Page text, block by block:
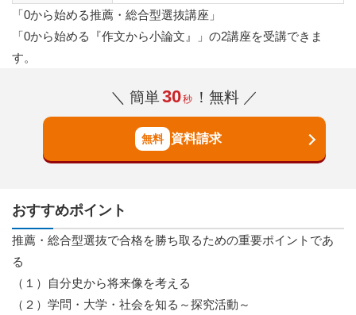
「0から始める推薦・総合型選抜講座」
「0から始める『作文から小論文』」の2講座を受講できま
す。
＼ 簡単30秒 ！無料 ／
資料請求
おすすめポイント
推薦・総合型選抜で合格を勝ち取るための重要ポイントであ
る
（１）自分史から将来像を考える
（２）学問・大学・社会を知る～探究活動～